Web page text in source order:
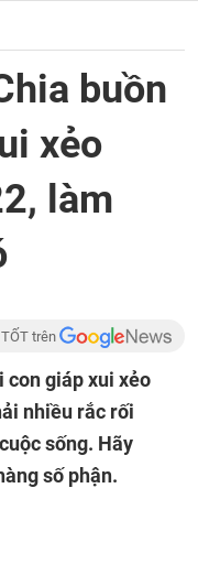
buồn
xẻo
làm
trên
con giáp xui xẻo
nhiều rắc rối
sống. Hãy
số phận.